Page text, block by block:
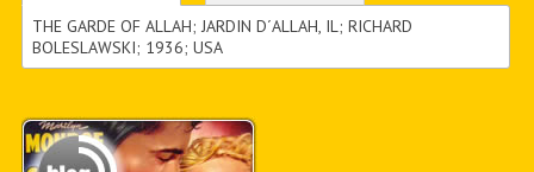
THE GARDE OF ALLAH; JARDIN D´ALLAH, IL; RICHARD
BOLESLAWSKI; 1936; USA